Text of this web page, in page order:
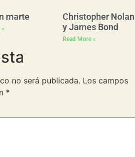
marte
Christopher Nolan
y James Bond
Read More »
no será publicada. Los campos
*